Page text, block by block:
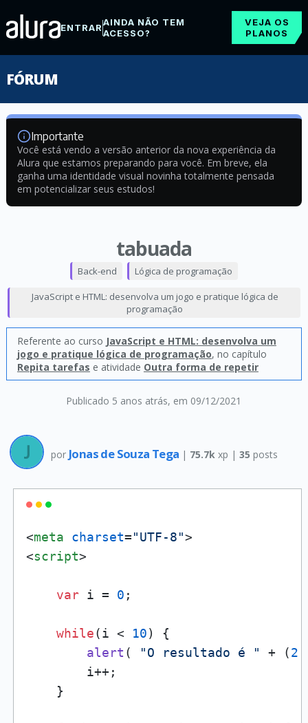
ENTRARAINDA NÃO TEM
ACESSO?
VEJA OS
PLANOS
FÓRUM
Importante
Você está vendo a versão anterior da nova experiência da
Alura que estamos preparando para você. Em breve, ela
ganha uma identidade visual novinha totalmente pensada
em potencializar seus estudos!
tabuada
Publicado 5 anos atrás, em 09/12/2021
Back-end Lógica de programação
JavaScript e HTML: desenvolva um jogo e pratique lógica de
programação
Referente ao curso JavaScript e HTML: desenvolva um
jogo e pratique lógica de programação, no capítulo
Repita tarefas e atividade Outra forma de repetir
por Jonas de Souza Tega | 75.7k xp | 35 posts
<meta charset="UTF-8">
<script>
var i = 0 ;
while(i < 10) {
alert ( "O resultado é " + (2
        i++;
    }